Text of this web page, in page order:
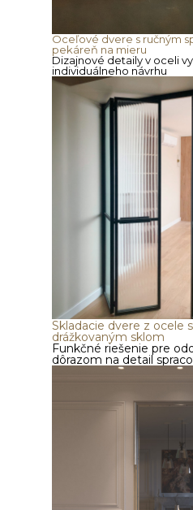
Dizajnové detaily v oceli
individuálneho návrhu
Oceľové dvere s ručným
pekáreň na mieru
Funkčné riešenie pre
dôrazom na detail
Skladacie dvere z ocele
drážkovaným sklom